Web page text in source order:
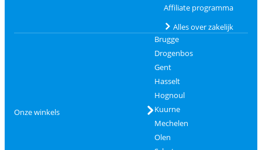
Affiliate programma
Alles over zakelijk
Onze winkels
Brugge
Drogenbos
Gent
Hasselt
Hognoul
Kuurne
Mechelen
Olen